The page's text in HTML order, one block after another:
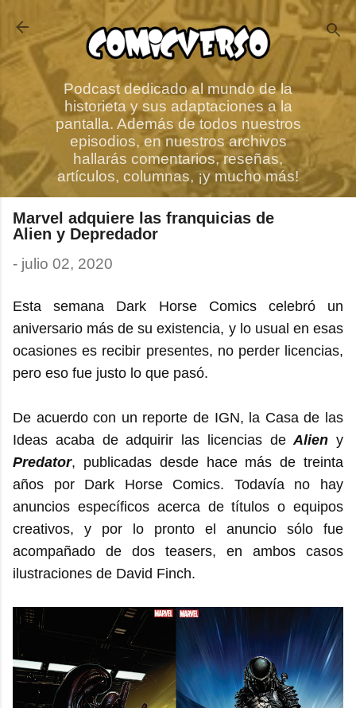
Ir al contenido principal
Podcast dedicado al mundo de la
historieta y sus adaptaciones a la
pantalla. Además de todos nuestros
episodios, en nuestros archivos
hallarás comentarios, reseñas,
artículos, columnas, ¡y mucho más!
Marvel adquiere las franquicias de
Alien y Depredador
- julio 02, 2020
Esta semana Dark Horse Comics celebró un
aniversario más de su existencia, y lo usual en esas
ocasiones es recibir presentes, no perder licencias,
pero eso fue justo lo que pasó.
De acuerdo con un reporte de IGN, la Casa de las
Ideas acaba de adquirir las licencias deAlien y
Predator, publicadas desde hace más de treinta
años por Dark Horse Comics. Todavía no hay
anuncios específicos acerca de títulos o equipos
creativos, y por lo pronto el anuncio sólo fue
acompañado de dos teasers, en ambos casos
ilustraciones de David Finch.